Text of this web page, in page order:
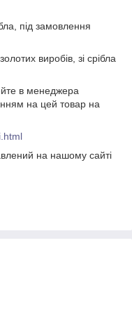
під замовлення
виробів, зі срібла
в менеджера
на цей товар на
на нашому сайті